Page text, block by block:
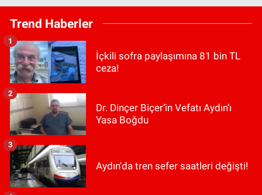
Trend Haberler
İçkili sofra paylaşımına 81 bin TL
ceza!
1
Dr. Dinçer Biçer’in Vefatı Aydın’ı
Yasa Boğdu
2
Aydın'da tren sefer saatleri değişti!
3